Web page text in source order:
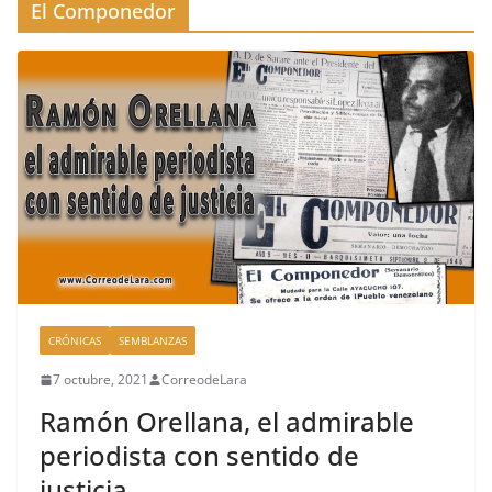
El Componedor
CRÓNICAS SEMBLANZAS
7 octubre, 2021 CorreodeLara
Ramón Orellana, el admirable
periodista con sentido de